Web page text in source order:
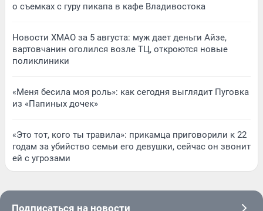
о съемках с гуру пикапа в кафе Владивостока
Новости ХМАО за 5 августа: муж дает деньги Айзе,
вартовчанин оголился возле ТЦ, откроются новые
поликлиники
«Меня бесила моя роль»: как сегодня выглядит Пуговка
из «Папиных дочек»
«Это тот, кого ты травила»: прикамца приговорили к 22
годам за убийство семьи его девушки, сейчас он звонит
ей с угрозами
Подписаться на новости